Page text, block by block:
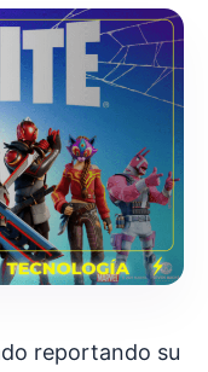
reportando su